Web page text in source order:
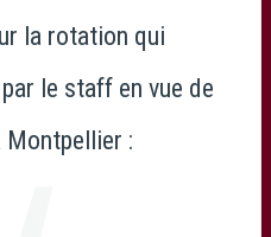
la rotation qui
le staff en vue de
: